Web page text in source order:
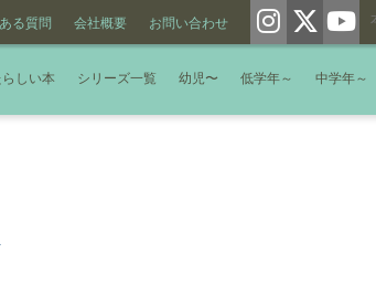
る質問 会社概要 お問い合わせ
しい本 シリーズ一覧 幼児〜 低学年～ 中学年～